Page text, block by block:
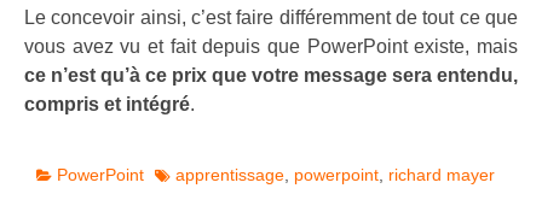
Le concevoir ainsi, c’est faire différemment de tout ce que
vous avez vu et fait depuis que PowerPoint existe, mais
ce n’est qu’à ce prix que votre message sera entendu,
compris et intégré.
PowerPoint apprentissage powerpoint richard mayer